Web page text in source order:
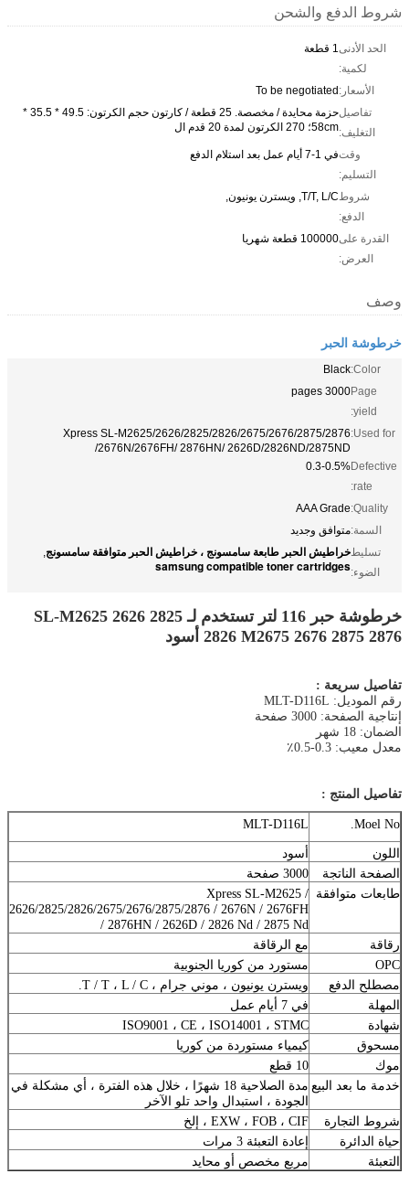
شروط الدفع والشحن
الحد الأدنى
لكمية:
1 قطعة
الأسعار:To be negotiated
تفاصيل
التغليف:
حزمة محايدة / مخصصة. 25 قطعة / كارتون حجم الكرتون: 49.5 * 35.5 *
58cm؛ 270 الكرتون لمدة 20 قدم ال
وقت
التسليم:
في 1-7 أيام عمل بعد استلام الدفع
شروط
الدفع:
T/T, L/C, ويسترن يونيون,
القدرة على
العرض:
100000 قطعة شهريا
وصف
خرطوشة الحبر
Color:
Black
Page
yield:
3000 pages
Used for:
Xpress SL-M2625/2626/2825/2826/2675/2676/2875/2876
/2676N/2676FH/ 2876HN/ 2626D/2826ND/2875ND
Defective
rate:
0.3-0.5%
Quality:
AAA Grade
السمة:متوافق وجديد
تسليط
الضوء:
خراطيش الحبر طابعة سامسونج ، خراطيش الحبر متوافقة سامسونج,
samsung compatible toner cartridges
خرطوشة حبر 116 لتر تستخدم لـ SL-M2625 2626 2825
2826 M2675 2676 2875 2876 أسود
تفاصيل سريعة :
رقم الموديل: MLT-D116L
إنتاجية الصفحة: 3000 صفحة
الضمان: 18 شهر
معدل معيب: 0.3-0.5٪
تفاصيل المنتج :
Moel No.
MLT-D116L
اللون
أسود
الصفحة الناتجة
3000 صفحة
طابعات متوافقة Xpress SL-M2625 /
2626/2825/2826/2675/2676/2875/2876 / 2676N / 2676FH
/ 2876HN / 2626D / 2826 Nd / 2875 Nd
رقاقة
مع الرقاقة
OPC
مستورد من كوريا الجنوبية
مصطلح الدفع
ويسترن يونيون ، موني جرام ، T / T ، L / C.
المهلة
في 7 أيام عمل
شهادة
ISO9001 ، CE ، ISO14001 ، STMC
مسحوق
كيمياء مستوردة من كوريا
موك
10 قطع
خدمة ما بعد البيع
مدة الصلاحية 18 شهرًا ، خلال هذه الفترة ، أي مشكلة في
الجودة ، استبدال واحد تلو الآخر
شروط التجارة
EXW ، FOB ، CIF ، إلخ
حياة الدائرة
إعادة التعبئة 3 مرات
التعبئة
مربع مخصص أو محايد